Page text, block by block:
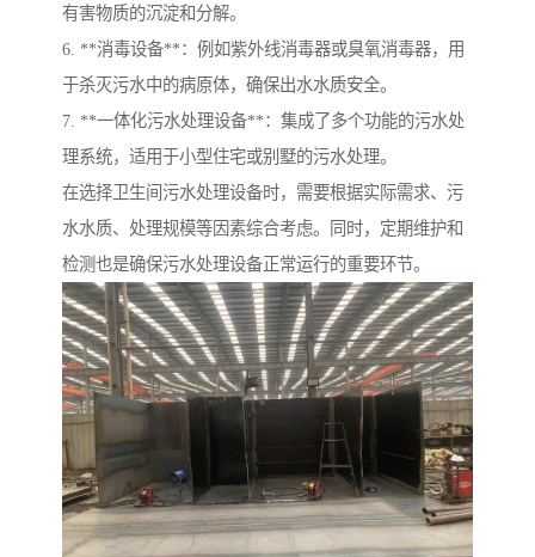
有害物质的沉淀和分解。
6. **消毒设备**：例如紫外线消毒器或臭氧消毒器，用
于杀灭污水中的病原体，确保出水水质安全。
7. **一体化污水处理设备**：集成了多个功能的污水处
理系统，适用于小型住宅或别墅的污水处理。
在选择卫生间污水处理设备时，需要根据实际需求、污
水水质、处理规模等因素综合考虑。同时，定期维护和
检测也是确保污水处理设备正常运行的重要环节。